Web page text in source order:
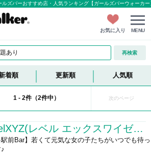
ズバーおすすめ店・人気ランキング【ガールズバーウォーカー
お気に入り MENU
あり 再検索
着順 更新順 人気順
1 - 2件（2件中） 次のページ
LevelXYZ(レベル エックスワイゼット)
駅前Bar】若くて元気な女の子たちがいつでも待っ